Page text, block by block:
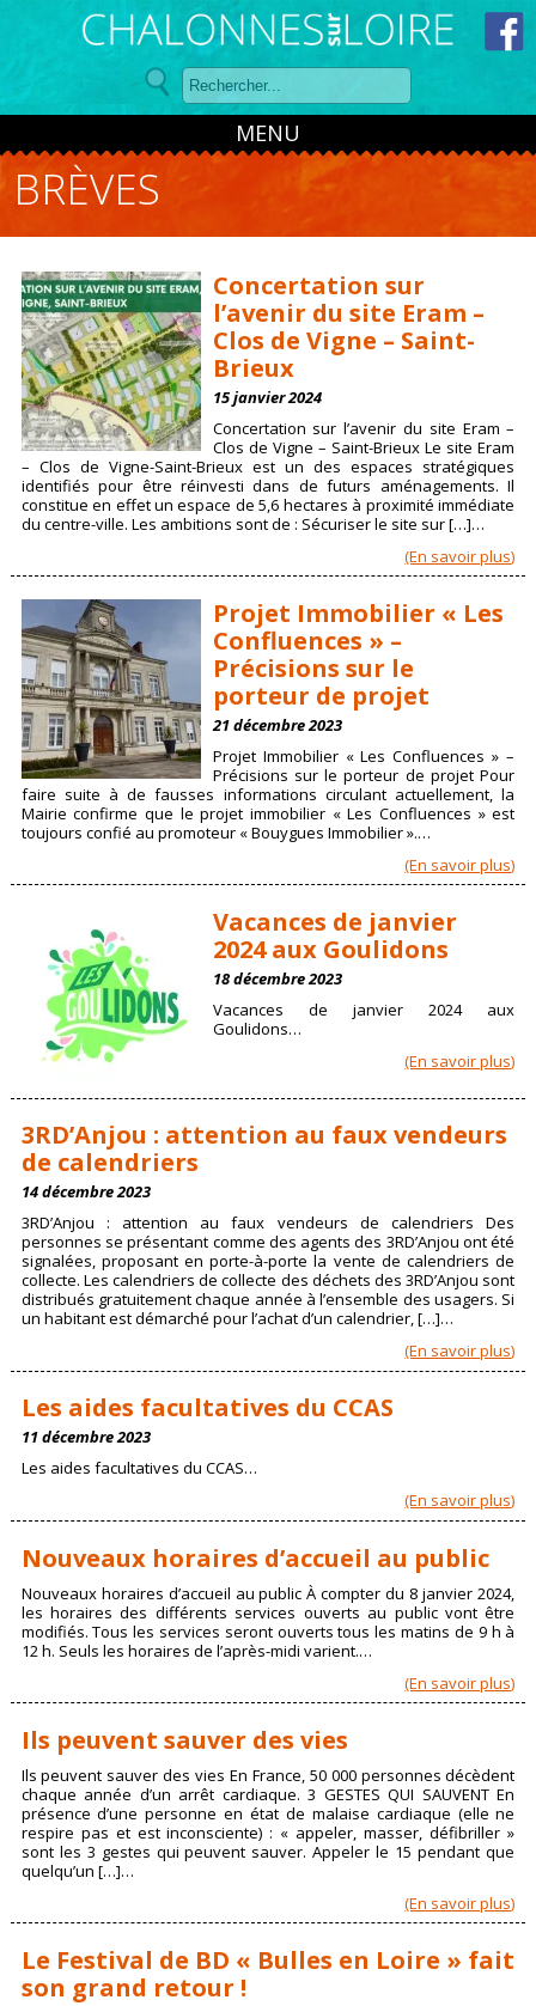
Panneau de gestion des cookies
MENU
BRÈVES
Concertation sur
l’avenir du site Eram –
Clos de Vigne – Saint-
Brieux
15 janvier 2024
Concertation sur l’avenir du site Eram –
Clos de Vigne – Saint-Brieux Le site Eram
– Clos de Vigne-Saint-Brieux est un des espaces stratégiques
identifiés pour être réinvesti dans de futurs aménagements. Il
constitue en effet un espace de 5,6 hectares à proximité immédiate
du centre-ville. Les ambitions sont de : Sécuriser le site sur […]…
(En savoir plus)
Projet Immobilier « Les
Confluences » –
Précisions sur le
porteur de projet
21 décembre 2023
Projet Immobilier « Les Confluences » –
Précisions sur le porteur de projet Pour
faire suite à de fausses informations circulant actuellement, la
Mairie confirme que le projet immobilier « Les Confluences » est
toujours confié au promoteur « Bouygues Immobilier ».…
(En savoir plus)
Vacances de janvier
2024 aux Goulidons
18 décembre 2023
Vacances de janvier 2024 aux
Goulidons…
(En savoir plus)
3RD’Anjou : attention au faux vendeurs
de calendriers
14 décembre 2023
3RD’Anjou : attention au faux vendeurs de calendriers Des
personnes se présentant comme des agents des 3RD’Anjou ont été
signalées, proposant en porte-à-porte la vente de calendriers de
collecte. Les calendriers de collecte des déchets des 3RD’Anjou sont
distribués gratuitement chaque année à l’ensemble des usagers. Si
un habitant est démarché pour l’achat d’un calendrier, […]…
(En savoir plus)
Les aides facultatives du CCAS
11 décembre 2023
Les aides facultatives du CCAS…
(En savoir plus)
Nouveaux horaires d’accueil au public
Nouveaux horaires d’accueil au public À compter du 8 janvier 2024,
les horaires des différents services ouverts au public vont être
modifiés. Tous les services seront ouverts tous les matins de 9 h à
12 h. Seuls les horaires de l’après-midi varient.…
(En savoir plus)
Ils peuvent sauver des vies
Ils peuvent sauver des vies En France, 50 000 personnes décèdent
chaque année d’un arrêt cardiaque. 3 GESTES QUI SAUVENT En
présence d’une personne en état de malaise cardiaque (elle ne
respire pas et est inconsciente) : « appeler, masser, défibriller »
sont les 3 gestes qui peuvent sauver. Appeler le 15 pendant que
quelqu’un […]…
(En savoir plus)
Le Festival de BD « Bulles en Loire » fait
son grand retour !